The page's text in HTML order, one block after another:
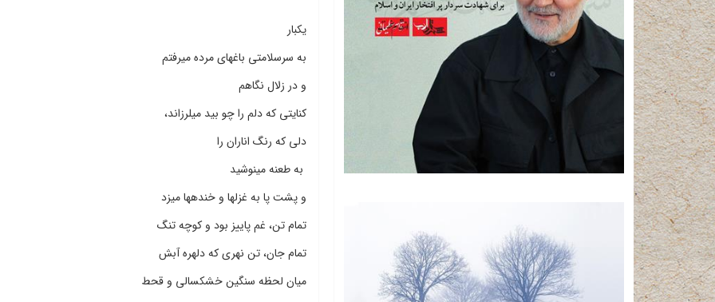
یک‎بار
به سرسلامتی باغ‎‎های مرده می‎رفتم
و در زلال نگاهم
کنایتی که دلم را چو بید می‎لرزاند،
دلی که رنگ اناران را
به طعنه می‎نوشید
و پشت پا به غزل‎‎ها و خنده‎‎ها می‎زد
تمام تن، غم پاییز بود و کوچه تنگ
تمام جان، تن نهری که دلهره آبش
میان لحظه سنگین خشکسالی و قحط